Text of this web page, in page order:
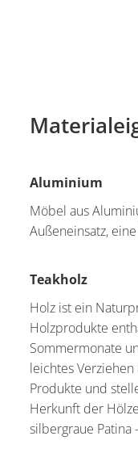
Aluminium
Möbel aus
Außeneinsatz,
Teakholz
Holz ist ein
Holzprodukte
Sommermonate
leichtes
Produkte und
Herkunft der
silbergraue Patina